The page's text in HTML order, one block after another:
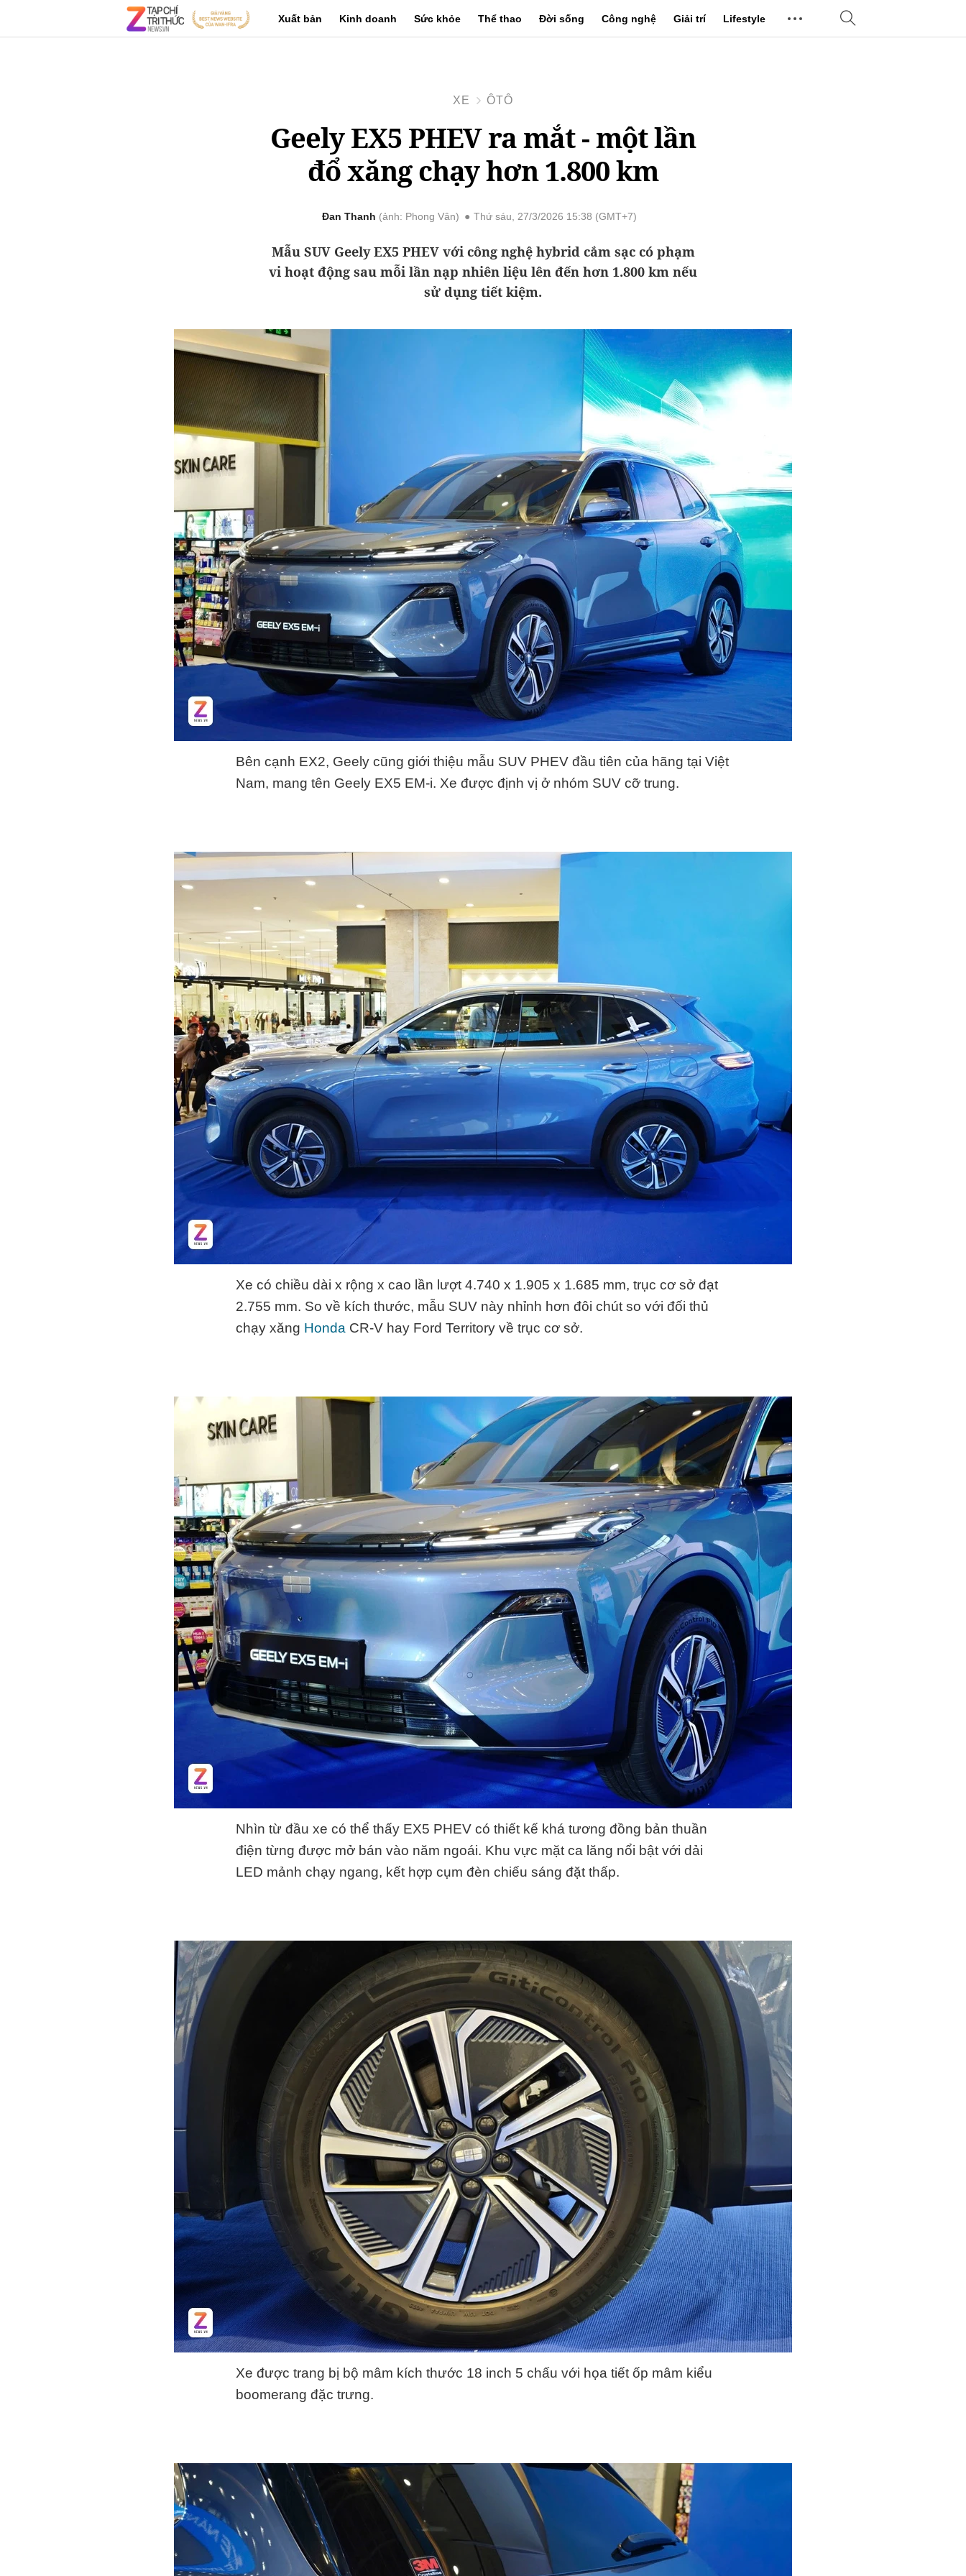
Xuất bản Kinh doanh Sức khỏe Thể thao Đời sống Công nghệ Giải trí Lifestyle
XE ÔTÔ
Geely EX5 PHEV ra mắt - một lần
đổ xăng chạy hơn 1.800 km
Đan Thanh ảnh: Phong Vân Thứ sáu, 27/3/2026 15:38 (GMT+7)
Mẫu SUV Geely EX5 PHEV với công nghệ hybrid cắm sạc có phạm
vi hoạt động sau mỗi lần nạp nhiên liệu lên đến hơn 1.800 km nếu
sử dụng tiết kiệm.
Bên cạnh EX2, Geely cũng giới thiệu mẫu SUV PHEV đầu tiên của hãng tại Việt
Nam, mang tên Geely EX5 EM-i. Xe được định vị ở nhóm SUV cỡ trung.
Xe có chiều dài x rộng x cao lần lượt 4.740 x 1.905 x 1.685 mm, trục cơ sở đạt
2.755 mm. So về kích thước, mẫu SUV này nhỉnh hơn đôi chút so với đối thủ
chạy xăng Honda CR-V hay Ford Territory về trục cơ sở.
Nhìn từ đầu xe có thể thấy EX5 PHEV có thiết kế khá tương đồng bản thuần
điện từng được mở bán vào năm ngoái. Khu vực mặt ca lăng nổi bật với dải
LED mảnh chạy ngang, kết hợp cụm đèn chiếu sáng đặt thấp.
Xe được trang bị bộ mâm kích thước 18 inch 5 chấu với họa tiết ốp mâm kiểu
boomerang đặc trưng.